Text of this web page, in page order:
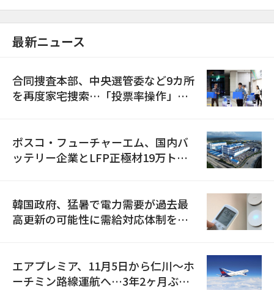
最新ニュース
合同捜査本部、中央選管委など9カ所
を再度家宅捜索…「投票率操作」の
ポスコ・フューチャーエム、国内バ
ッテリー企業とLFP正極材19万トン
韓国政府、猛暑で電力需要が過去最
高更新の可能性に需給対応体制を点
エアプレミア、11月5日から仁川〜ホ
ーチミン路線運航へ…3年2ヶ月ぶり